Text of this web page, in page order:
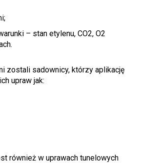
– stan etylenu, CO2, O2
zostali sadownicy, którzy aplikację
upraw jak:
również w uprawach tunelowych